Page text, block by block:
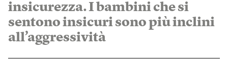
insicurezza. I bambini che si
sentono insicuri sono più inclini
all’aggressività